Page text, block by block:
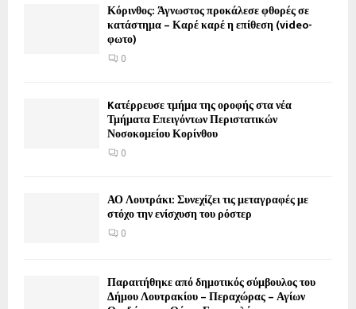
Κόρινθος: Άγνωστος προκάλεσε φθορές σε
κατάστημα – Καρέ καρέ η επίθεση (video-
φωτο)
0
Kατέρρευσε τμήμα της οροφής στα νέα
Τμήματα Επειγόντων Περιστατικών
Νοσοκομείου Κορίνθου
0
ΑΟ Λουτράκι: Συνεχίζει τις μεταγραφές με
στόχο την ενίσχυση του ρόστερ
0
Παραιτήθηκε από δημοτικός σύμβουλος του
Δήμου Λουτρακίου – Περαχώρας – Αγίων